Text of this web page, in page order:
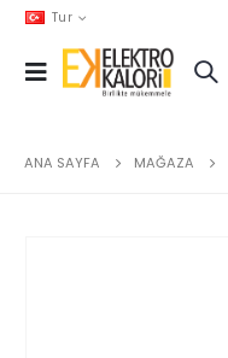
Tur
AKARYAKIT
ANA SAYFA MAĞAZA